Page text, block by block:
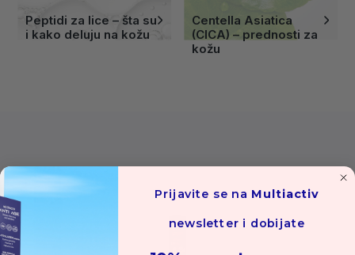
Peptidi za lice – šta su
i kako deluju na kožu
Centella Asiatica
(CICA) – prednosti za
kožu
Prijavite se na Multiactiv
newsletter i dobijate